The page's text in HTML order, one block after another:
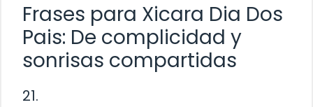
Frases para Xicara Dia Dos
Pais: De complicidad y
sonrisas compartidas
21.